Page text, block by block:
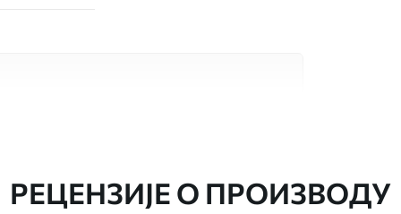
РЕЦЕНЗИЈЕ О ПРОИЗВОДУ